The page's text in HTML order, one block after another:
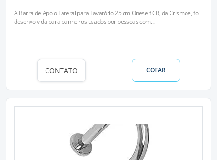
A Barra de Apoio Lateral para Lavatório 25 cm Oneself CR, da Crismoe, foi
desenvolvida para banheiros usados por pessoas com...
CONTATO COTAR